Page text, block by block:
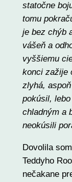
statočne
tomu
je bez chýb
vášeň a
vyššiemu
konci zažije
zlyhá,
pokúsil,
chladným a
neokúsili
Dovolila
Teddyho
nečakane